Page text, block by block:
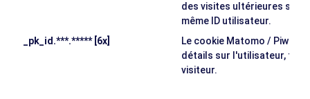
des visites ultérieures sur
même ID utilisateur.
_pk_id.***.***** [6x]
Le cookie Matomo / Piwik,
détails sur l'utilisateur, tels
visiteur.